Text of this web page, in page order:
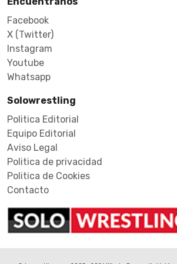
Facebook
X (Twitter)
Instagram
Youtube
Whatsapp
Solowrestling
Politica Editorial
Equipo Editorial
Aviso Legal
Politica de privacidad
Politica de Cookies
Contacto